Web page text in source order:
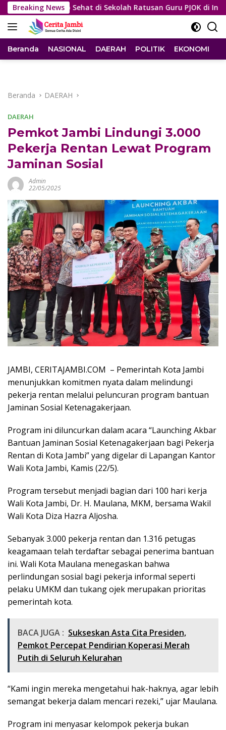
Langsung
ke
konten
Breaking News
Sehat di Sekolah Ratusan Guru PJOK di Indonesia
Beranda NASIONAL DAERAH POLITIK EKONOMI
Beranda DAERAH
DAERAH
Pemkot Jambi Lindungi 3.000
Pekerja Rentan Lewat Program
Jaminan Sosial
Admin
22/05/2025
JAMBI, CERITAJAMBI.COM – Pemerintah Kota Jambi
menunjukkan komitmen nyata dalam melindungi
pekerja rentan melalui peluncuran program bantuan
Jaminan Sosial Ketenagakerjaan.
Program ini diluncurkan dalam acara “Launching Akbar
Bantuan Jaminan Sosial Ketenagakerjaan bagi Pekerja
Rentan di Kota Jambi” yang digelar di Lapangan Kantor
Wali Kota Jambi, Kamis (22/5).
Program tersebut menjadi bagian dari 100 hari kerja
Wali Kota Jambi, Dr. H. Maulana, MKM, bersama Wakil
Wali Kota Diza Hazra Aljosha.
Sebanyak 3.000 pekerja rentan dan 1.316 petugas
keagamaan telah terdaftar sebagai penerima bantuan
ini. Wali Kota Maulana menegaskan bahwa
perlindungan sosial bagi pekerja informal seperti
pelaku UMKM dan tukang ojek merupakan prioritas
pemerintah kota.
BACA JUGA : Sukseskan Asta Cita Presiden,
Pemkot Percepat Pendirian Koperasi Merah
Putih di Seluruh Kelurahan
“Kami ingin mereka mengetahui hak-haknya, agar lebih
semangat bekerja dalam mencari rezeki,” ujar Maulana.
Program ini menyasar kelompok pekerja bukan